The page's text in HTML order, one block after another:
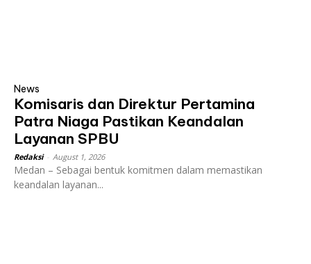
News
Komisaris dan Direktur Pertamina
Patra Niaga Pastikan Keandalan
Layanan SPBU
Redaksi August 1, 2026
Medan – Sebagai bentuk komitmen dalam memastikan
keandalan layanan...